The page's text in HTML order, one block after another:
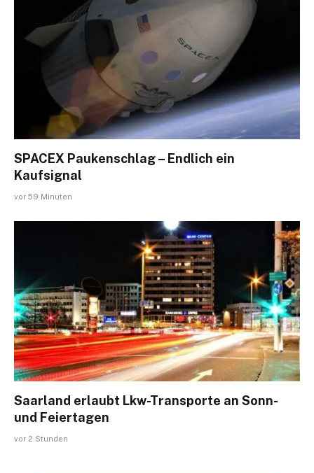
SPACEX Paukenschlag – Endlich ein
Kaufsignal
vor 59 Minuten
Saarland erlaubt Lkw-Transporte an Sonn-
und Feiertagen
vor 2 Stunden